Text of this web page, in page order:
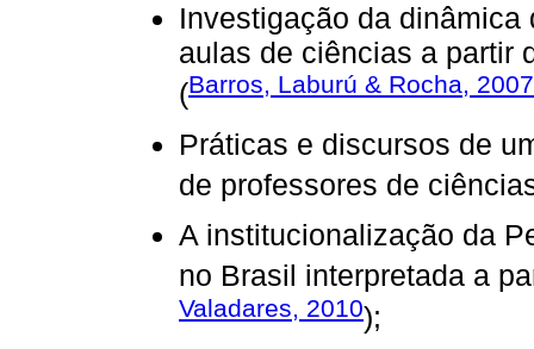
Investigação da
aulas de ciências a partir
(Barros, Laburú & Rocha, 2007
Práticas e discursos de
de professores de
A institucionalização da
no Brasil interpretada a
Valadares, 2010);